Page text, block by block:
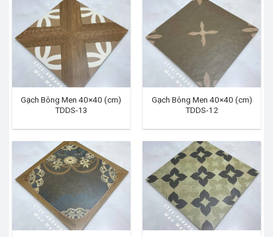
Gạch Bông Men 40×40 (cm)
TDDS-13
Gạch Bông Men 40×40 (cm)
TDDS-12